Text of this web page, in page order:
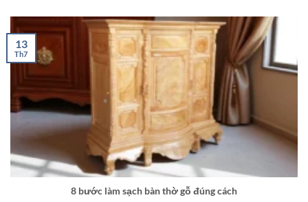
8 bước làm sạch bàn thờ gỗ đúng cách
13
Th7